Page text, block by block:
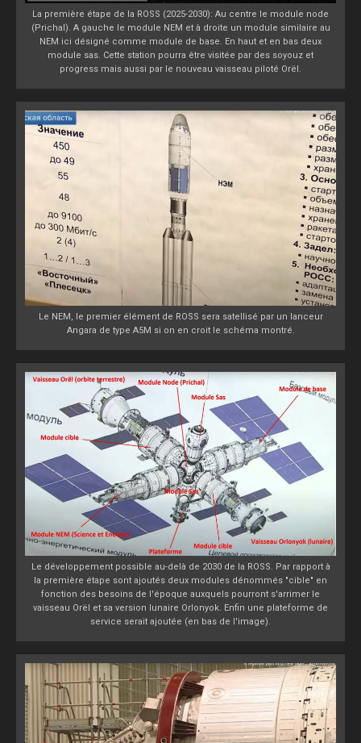
La première étape de la ROSS (2025-2030): Au centre le module node
(Prichal). A gauche le module NEM et à droite un module similaire au
NEM ici désigné comme module de base. En haut et en bas deux
module sas. Cette station pourra être visitée par des soyouz et
progress mais aussi par le nouveau vaisseau piloté Orël.
Le NEM, le premier élément de ROSS sera satellisé par un lanceur
Angara de type A5M si on en croit le schéma montré.
Le développement possible au-delà de 2030 de la ROSS. Par rapport à
la première étape sont ajoutés deux modules dénommés "cible" en
fonction des besoins de l'époque auxquels pourront s'arrimer le
vaisseau Orël et sa version lunaire Orlonyok. Enfin une plateforme de
service serait ajoutée (en bas de l'image).